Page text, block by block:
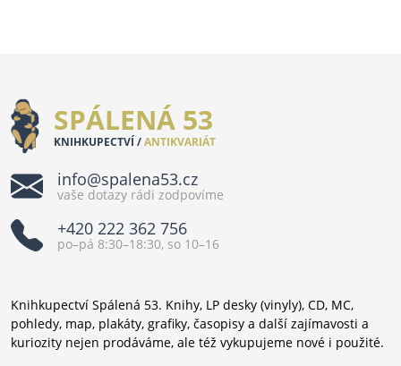
SPÁLENÁ 53
KNIHKUPECTVÍ /ANTIKVARIÁT
info@spalena53.cz
vaše dotazy rádi zodpovíme
+420 222 362 756
po–pá 8:30–18:30, so 10–16
Knihkupectví Spálená 53. Knihy, LP desky (vinyly), CD, MC,
pohledy, map, plakáty, grafiky, časopisy a další zajímavosti a
kuriozity nejen prodáváme, ale též vykupujeme nové i použité.